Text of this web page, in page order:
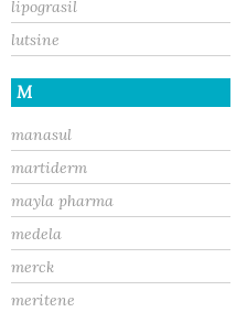
lipograsil
lutsine
M
manasul
martiderm
mayla pharma
medela
merck
meritene